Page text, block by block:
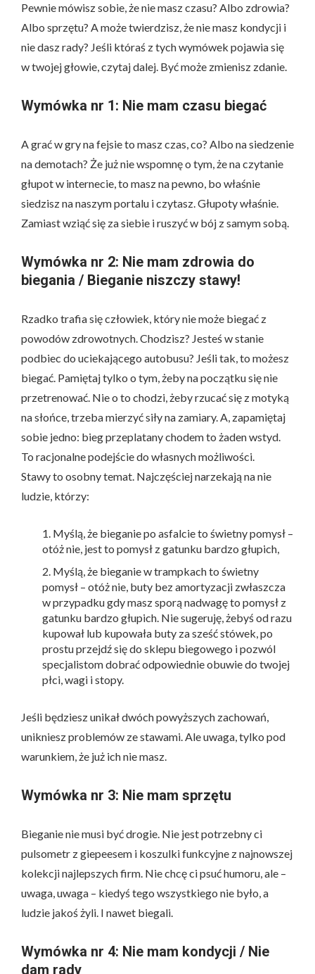
Pewnie mówisz sobie, że nie masz czasu? Albo zdrowia?
Albo sprzętu? A może twierdzisz, że nie masz kondycji i
nie dasz rady? Jeśli któraś z tych wymówek pojawia się
w twojej głowie, czytaj dalej. Być może zmienisz zdanie.
Wymówka nr 1: Nie mam czasu biegać
A grać w gry na fejsie to masz czas, co? Albo na siedzenie
na demotach? Że już nie wspomnę o tym, że na czytanie
głupot w internecie, to masz na pewno, bo właśnie
siedzisz na naszym portalu i czytasz. Głupoty właśnie.
Zamiast wziąć się za siebie i ruszyć w bój z samym sobą.
Wymówka nr 2: Nie mam zdrowia do
biegania / Bieganie niszczy stawy!
Rzadko trafia się człowiek, który nie może biegać z
powodów zdrowotnych. Chodzisz? Jesteś w stanie
podbiec do uciekającego autobusu? Jeśli tak, to możesz
biegać. Pamiętaj tylko o tym, żeby na początku się nie
przetrenować. Nie o to chodzi, żeby rzucać się z motyką
na słońce, trzeba mierzyć siły na zamiary. A, zapamiętaj
sobie jedno: bieg przeplatany chodem to żaden wstyd.
To racjonalne podejście do własnych możliwości.
Stawy to osobny temat. Najczęściej narzekają na nie
ludzie, którzy:
Myślą, że bieganie po asfalcie to świetny pomysł –
otóż nie, jest to pomysł z gatunku bardzo głupich,
Myślą, że bieganie w trampkach to świetny
pomysł – otóż nie, buty bez amortyzacji zwłaszcza
w przypadku gdy masz sporą nadwagę to pomysł z
gatunku bardzo głupich. Nie sugeruję, żebyś od razu
kupował lub kupowała buty za sześć stówek, po
prostu przejdź się do sklepu biegowego i pozwól
specjalistom dobrać odpowiednie obuwie do twojej
płci, wagi i stopy.
Jeśli będziesz unikał dwóch powyższych zachowań,
unikniesz problemów ze stawami. Ale uwaga, tylko pod
warunkiem, że już ich nie masz.
Wymówka nr 3: Nie mam sprzętu
Bieganie nie musi być drogie. Nie jest potrzebny ci
pulsometr z giepeesem i koszulki funkcyjne z najnowszej
kolekcji najlepszych firm. Nie chcę ci psuć humoru, ale –
uwaga, uwaga – kiedyś tego wszystkiego nie było, a
ludzie jakoś żyli. I nawet biegali.
Wymówka nr 4: Nie mam kondycji / Nie
dam rady